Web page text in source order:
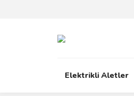
Elektrikli Aletler